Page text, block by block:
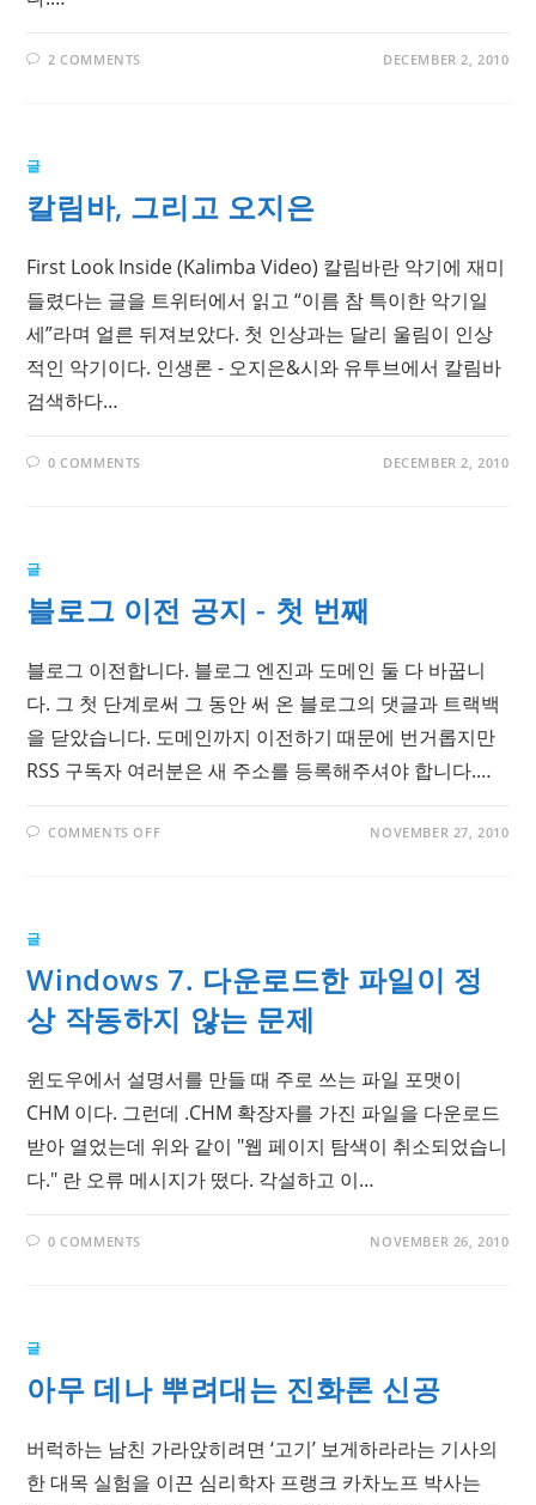
2 COMMENTS DECEMBER 2, 2010
글
칼림바, 그리고 오지은
First Look Inside (Kalimba Video) 칼림바란 악기에 재미
들렸다는 글을 트위터에서 읽고 “이름 참 특이한 악기일
세”라며 얼른 뒤져보았다. 첫 인상과는 달리 울림이 인상
적인 악기이다. 인생론 - 오지은&시와 유투브에서 칼림바
검색하다…
0 COMMENTS DECEMBER 2, 2010
글
블로그 이전 공지 - 첫 번째
블로그 이전합니다. 블로그 엔진과 도메인 둘 다 바꿉니
다. 그 첫 단계로써 그 동안 써 온 블로그의 댓글과 트랙백
을 닫았습니다. 도메인까지 이전하기 때문에 번거롭지만
RSS 구독자 여러분은 새 주소를 등록해주셔야 합니다.…
COMMENTS OFFON
첫
번
째
NOVEMBER 27, 2010
글
Windows 7. 다운로드한 파일이 정
상 작동하지 않는 문제
윈도우에서 설명서를 만들 때 주로 쓰는 파일 포맷이
CHM 이다. 그런데 .CHM 확장자를 가진 파일을 다운로드
받아 열었는데 위와 같이 "웹 페이지 탐색이 취소되었습니
다." 란 오류 메시지가 떴다. 각설하고 이…
0 COMMENTS NOVEMBER 26, 2010
글
아무 데나 뿌려대는 진화론 신공
버럭하는 남친 가라앉히려면 ‘고기’ 보게하라라는 기사의
한 대목 실험을 이끈 심리학자 프랭크 카차노프 박사는